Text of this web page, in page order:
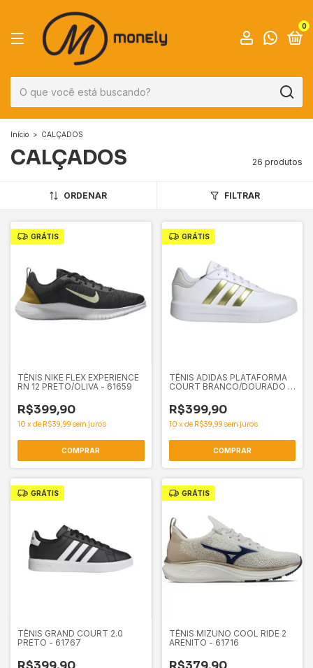
0
Início > CALÇADOS
CALÇADOS 26 produtos
ORDENAR FILTRAR
GRÁTIS
TÊNIS NIKE FLEX EXPERIENCE
RN 12 PRETO/OLIVA - 61659
R$399,90
10 x de R$39,99 sem juros
COMPRAR
GRÁTIS
TÊNIS ADIDAS PLATAFORMA
COURT BRANCO/DOURADO -
R$399,90
10 x de R$39,99 sem juros
COMPRAR
GRÁTIS
TÊNIS GRAND COURT 2.0
PRETO - 61767
GRÁTIS
TÊNIS MIZUNO COOL RIDE 2
ARENITO - 61716